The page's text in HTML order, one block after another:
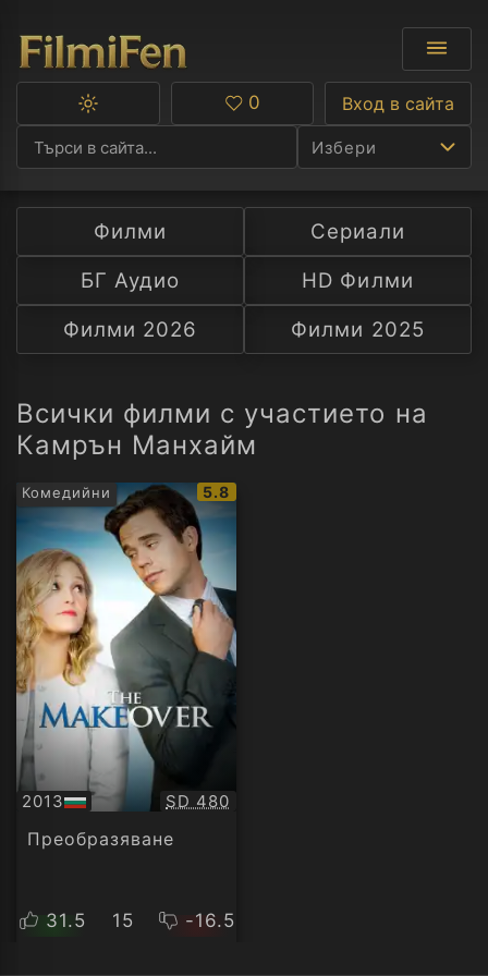
Избери
Ф
С
А
Превключване
тъмна
тема
Любими
0 Вход в сайта
Филми
Сериали
БГ Аудио
HD Филми
Филми 2026
Филми 2025
Всички филми с участието на
Камрън Манхайм
Комедийни
IMDb
5.8
2013
БГ
аудио
Качество:
SD 480
Преобразяване
31.5 15 -16.5